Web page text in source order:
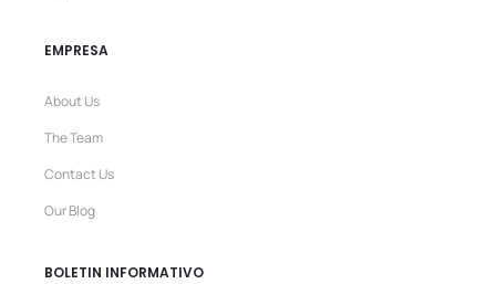
EMPRESA
About Us
The Team
Contact Us
Our Blog
BOLETIN INFORMATIVO